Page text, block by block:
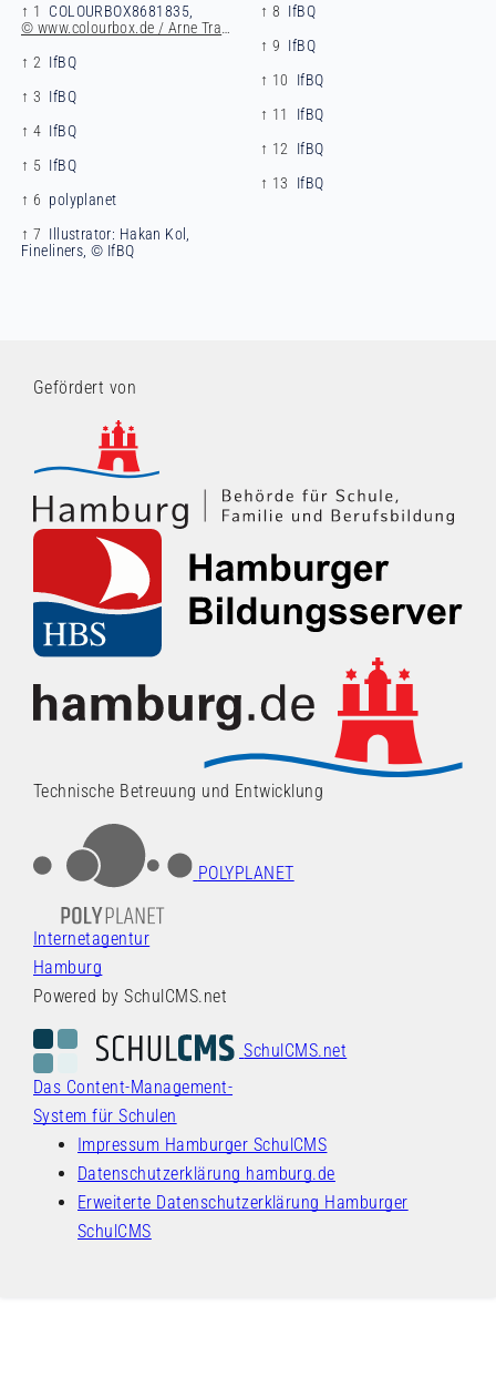
↑ 1
COLOURBOX8681835,
© www.colourbox.de / Arne Trautmann
↑ 2 IfBQ
↑ 3 IfBQ
↑ 4 IfBQ
↑ 5 IfBQ
↑ 6 polyplanet
↑ 7 Illustrator: Hakan Kol,
Fineliners, © IfBQ
↑ 8 IfBQ
↑ 9 IfBQ
↑ 10
IfBQ
↑ 11
IfBQ
↑ 12
IfBQ
↑ 13
IfBQ
Gefördert von
Technische Betreuung und Entwicklung
POLYPLANET
Internetagentur
Hamburg
Powered by SchulCMS.net
SchulCMS.net
Das Content-Management-
System für Schulen
Impressum Hamburger SchulCMS
Datenschutzerklärung hamburg.de
Erweiterte Datenschutzerklärung Hamburger
SchulCMS